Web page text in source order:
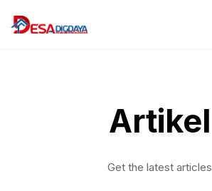
Artikel
Get the latest articles